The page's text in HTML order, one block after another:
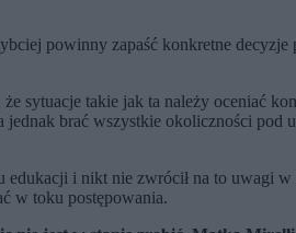
powinny zapaść konkretne
sytuacje takie jak ta należy oceniać
brać wszystkie okoliczności pod
edukacji i nikt nie zwrócił na to
w toku postępowania.